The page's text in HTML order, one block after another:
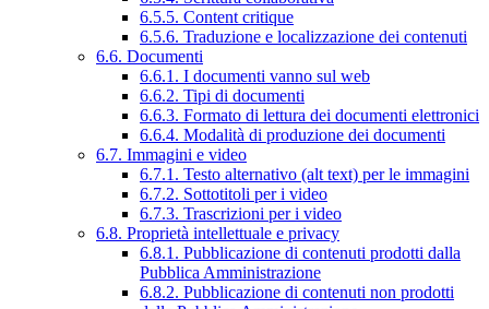
6.5.5. Content critique
6.5.6. Traduzione e localizzazione dei contenuti
6.6. Documenti
6.6.1. I documenti vanno sul web
6.6.2. Tipi di documenti
6.6.3. Formato di lettura dei documenti elettronici
6.6.4. Modalità di produzione dei documenti
6.7. Immagini e video
6.7.1. Testo alternativo (alt text) per le immagini
6.7.2. Sottotitoli per i video
6.7.3. Trascrizioni per i video
6.8. Proprietà intellettuale e privacy
6.8.1. Pubblicazione di contenuti prodotti dalla
Pubblica Amministrazione
6.8.2. Pubblicazione di contenuti non prodotti